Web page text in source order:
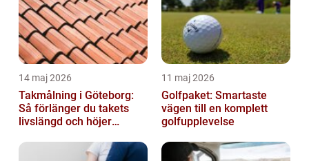
14 maj 2026
Takmålning i Göteborg:
Så förlänger du takets
livslängd och höjer
11 maj 2026
Golfpaket: Smartaste
vägen till en komplett
golfupplevelse